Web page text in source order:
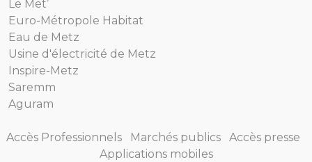
Le Met’
Euro-Métropole Habitat
Eau de Metz
Usine d'électricité de Metz
Inspire-Metz
Saremm
Aguram
Accès Professionnels Marchés publics
Accès presse
Applications mobiles